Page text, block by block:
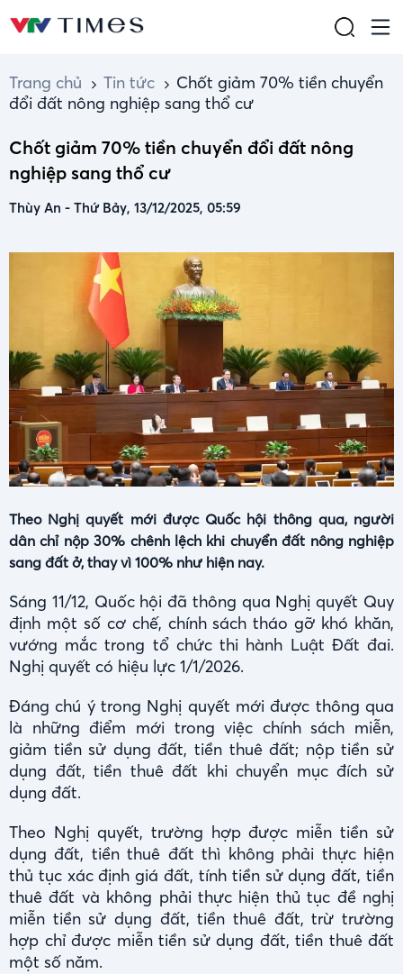
Trang chủ Tin tức
Chốt giảm 70% tiền chuyển
đổi đất nông nghiệp sang thổ cư
Chốt giảm 70% tiền chuyển đổi đất nông
nghiệp sang thổ cư
Thùy An - Thứ Bảy, 13/12/2025, 05:59
Theo Nghị quyết mới được Quốc hội thông qua, người
dân chỉ nộp 30% chênh lệch khi chuyển đất nông nghiệp
sang đất ở, thay vì 100% như hiện nay.
Sáng 11/12, Quốc hội đã thông qua Nghị quyết Quy
định một số cơ chế, chính sách tháo gỡ khó khăn,
vướng mắc trong tổ chức thi hành Luật Đất đai.
Nghị quyết có hiệu lực 1/1/2026.
Đáng chú ý trong Nghị quyết mới được thông qua
là những điểm mới trong việc chính sách miễn,
giảm tiền sử dụng đất, tiền thuê đất; nộp tiền sử
dụng đất, tiền thuê đất khi chuyển mục đích sử
dụng đất.
Theo Nghị quyết, trường hợp được miễn tiền sử
dụng đất, tiền thuê đất thì không phải thực hiện
thủ tục xác định giá đất, tính tiền sử dụng đất, tiền
thuê đất và không phải thực hiện thủ tục đề nghị
miễn tiền sử dụng đất, tiền thuê đất, trừ trường
hợp chỉ được miễn tiền sử dụng đất, tiền thuê đất
một số năm.